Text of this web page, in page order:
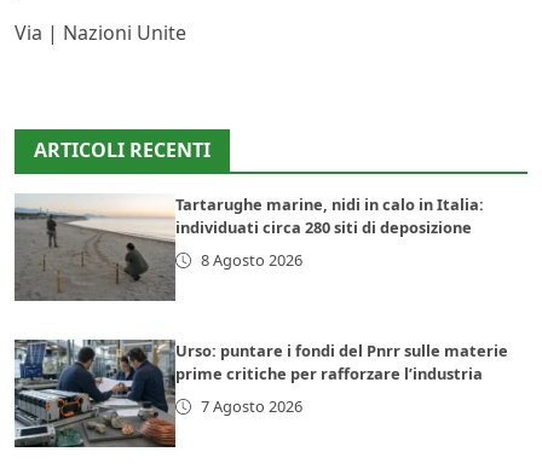
Via | Nazioni Unite
ARTICOLI RECENTI
Tartarughe marine, nidi in calo in Italia:
individuati circa 280 siti di deposizione
8 Agosto 2026
Urso: puntare i fondi del Pnrr sulle materie
prime critiche per rafforzare l’industria
7 Agosto 2026